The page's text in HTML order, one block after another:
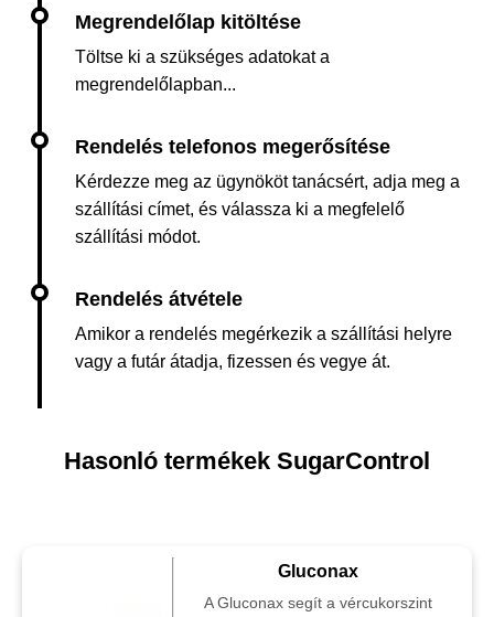
Töltse ki a szükséges adatokat a
megrendelőlapban...
Kérdezze meg az ügynököt tanácsért, adja meg a
szállítási címet, és válassza ki a megfelelő
szállítási módot.
Amikor a rendelés megérkezik a szállítási helyre
vagy a futár átadja, fizessen és vegye át.
Hasonló termékek SugarControl
Gluconax
A Gluconax segít a vércukorszint